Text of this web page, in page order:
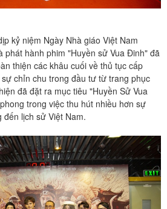
kỷ niệm Ngày Nhà giáo Việt Nam
phát hành phim "Huyền sử Vua Đinh" đã
thiện các khâu cuối về thủ tục cấp
chỉn chu trong đầu tư từ trang phục
đã đặt ra mục tiêu "Huyền Sử Vua
trong việc thu hút nhiều hơn sự
lịch sử Việt Nam.